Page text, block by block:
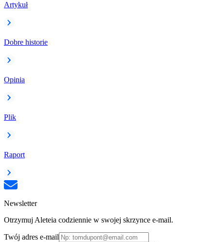
Artykuł
Dobre historie
Opinia
Plik
Raport
Newsletter
Otrzymuj Aleteia codziennie w swojej skrzynce e-mail.
Twój adres e-mail